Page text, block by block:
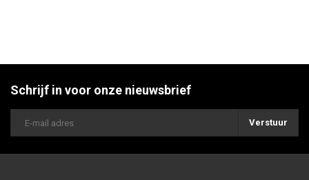
Schrijf in voor onze nieuwsbrief
Verstuur